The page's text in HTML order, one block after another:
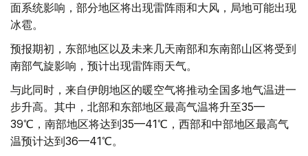
面系统影响，部分地区将出现雷阵雨和大风，局地可能出现
冰雹。
预报期初，东部地区以及未来几天南部和东南部山区将受到
南部气旋影响，预计出现雷阵雨天气。
与此同时，来自伊朗地区的暖空气将推动全国多地气温进一
步升高。其中，北部和东部地区最高气温将升至35—
39℃，南部地区将达到35—41℃，西部和中部地区最高气
温预计达到36—41℃。